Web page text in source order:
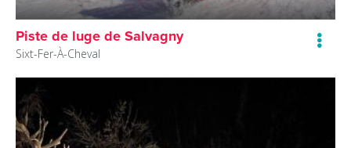
Piste de luge de Salvagny
Sixt-Fer-À-Cheval